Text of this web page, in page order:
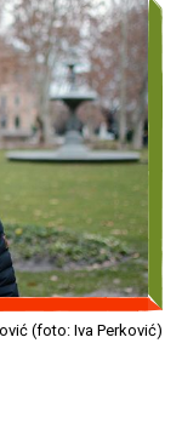
(foto: Iva Perković)